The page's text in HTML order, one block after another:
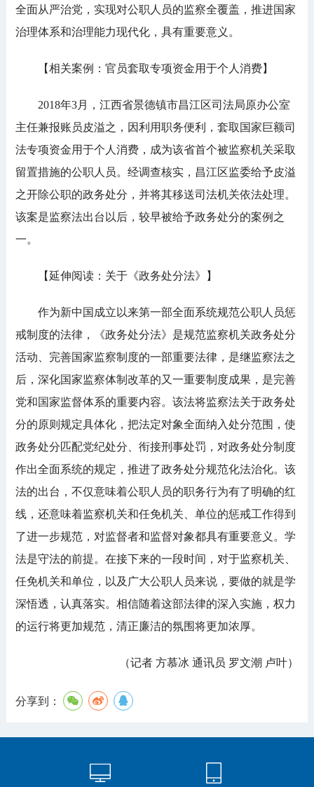
全面从严治党，实现对公职人员的监察全覆盖，推进国家
治理体系和治理能力现代化，具有重要意义。
【相关案例：官员套取专项资金用于个人消费】
2018年3月，江西省景德镇市昌江区司法局原办公室
主任兼报账员皮溢之，因利用职务便利，套取国家巨额司
法专项资金用于个人消费，成为该省首个被监察机关采取
留置措施的公职人员。经调查核实，昌江区监委给予皮溢
之开除公职的政务处分，并将其移送司法机关依法处理。
该案是监察法出台以后，较早被给予政务处分的案例之
一。
【延伸阅读：关于《政务处分法》】
作为新中国成立以来第一部全面系统规范公职人员惩
戒制度的法律，《政务处分法》是规范监察机关政务处分
活动、完善国家监察制度的一部重要法律，是继监察法之
后，深化国家监察体制改革的又一重要制度成果，是完善
党和国家监督体系的重要内容。该法将监察法关于政务处
分的原则规定具体化，把法定对象全面纳入处分范围，使
政务处分匹配党纪处分、衔接刑事处罚，对政务处分制度
作出全面系统的规定，推进了政务处分规范化法治化。该
法的出台，不仅意味着公职人员的职务行为有了明确的红
线，还意味着监察机关和任免机关、单位的惩戒工作得到
了进一步规范，对监督者和监督对象都具有重要意义。学
法是守法的前提。在接下来的一段时间，对于监察机关、
任免机关和单位，以及广大公职人员来说，要做的就是学
深悟透，认真落实。相信随着这部法律的深入实施，权力
的运行将更加规范，清正廉洁的氛围将更加浓厚。
（记者 方慕冰 通讯员 罗文潮 卢叶）
分享到：